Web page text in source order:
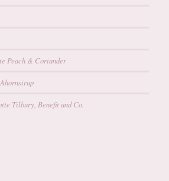
Peach & Coriander
Tilbury, Benefit und Co.